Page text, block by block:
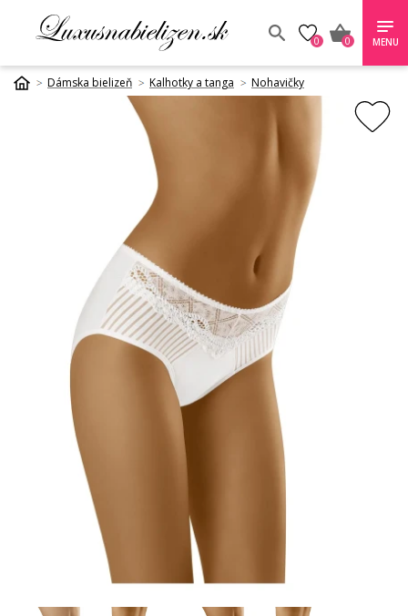
0 0 MENU
Dámska bielizeň Kalhotky a tanga Nohavičky